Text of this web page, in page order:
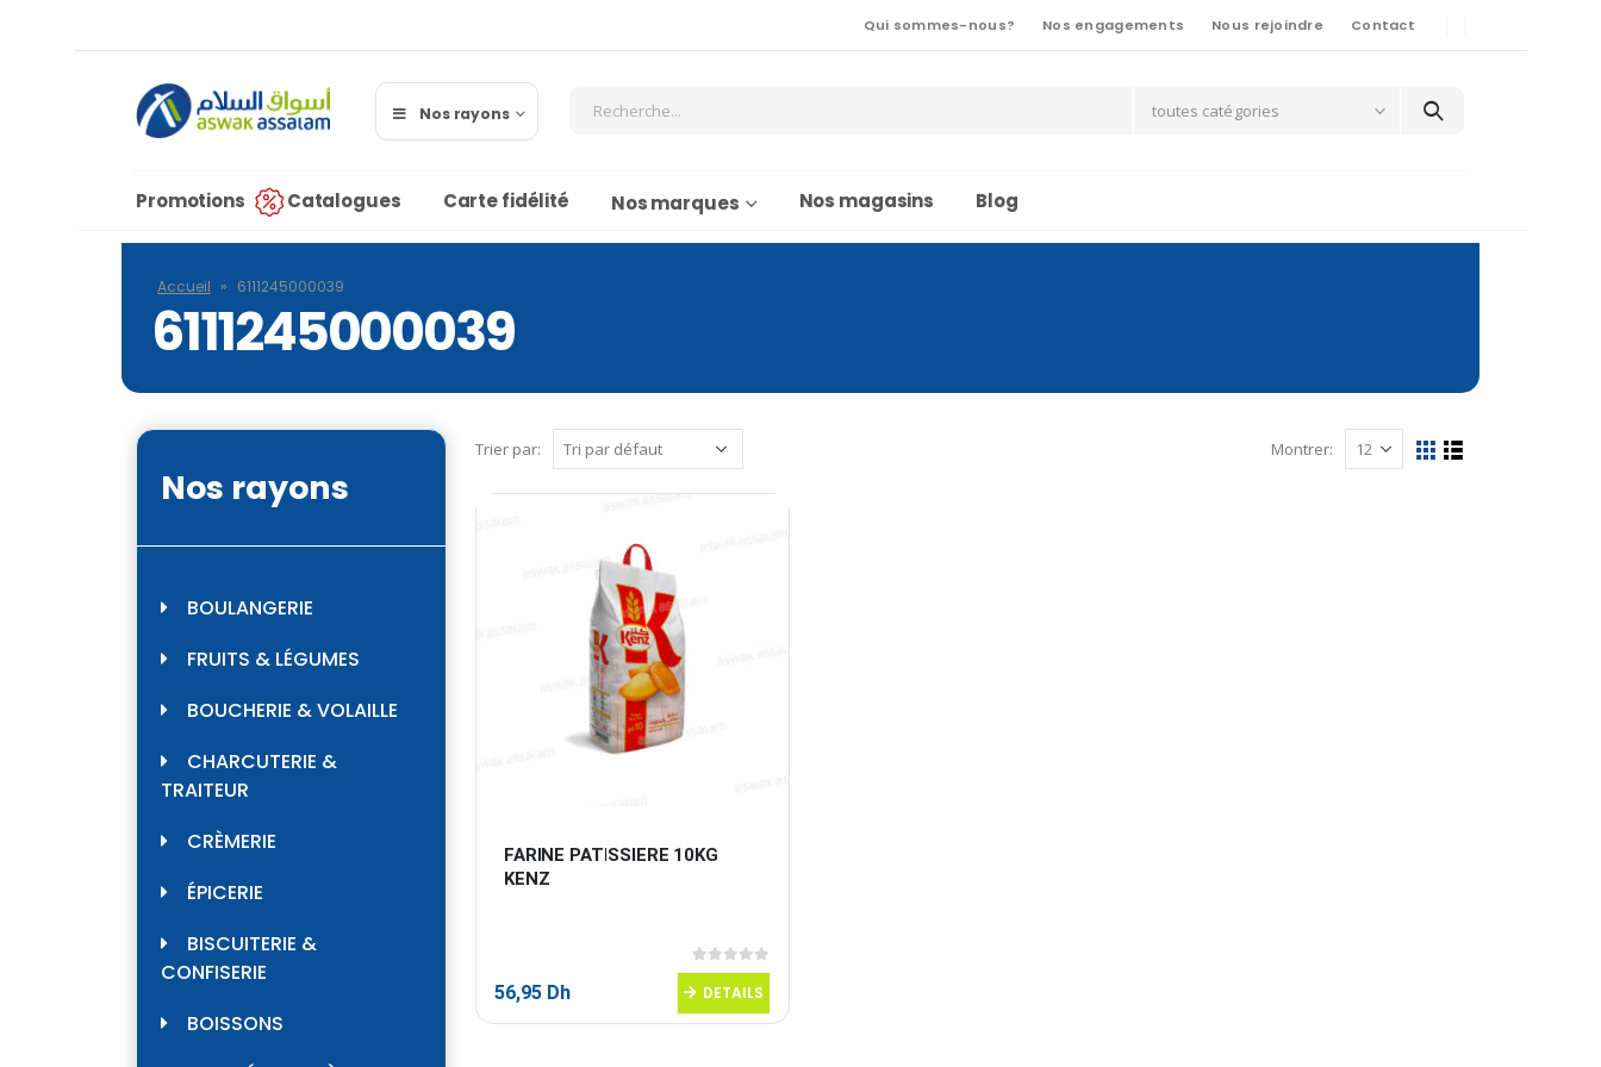
Qui sommes-nous? Nos engagements Nous rejoindre Contact
Nos rayons toutes catégories
Promotions Catalogues Carte fidélité Nos marques Nos magasins Blog
Accueil » 6111245000039
6111245000039
Trier par: Montrer:
FARINE PATISSIERE 10KG
KENZ
0sur 5
56,95 Dh DETAILS
Nos rayons
BOULANGERIE
FRUITS & LÉGUMES
BOUCHERIE & VOLAILLE
CHARCUTERIE &
TRAITEUR
CRÈMERIE
ÉPICERIE
BISCUITERIE &
CONFISERIE
BOISSONS